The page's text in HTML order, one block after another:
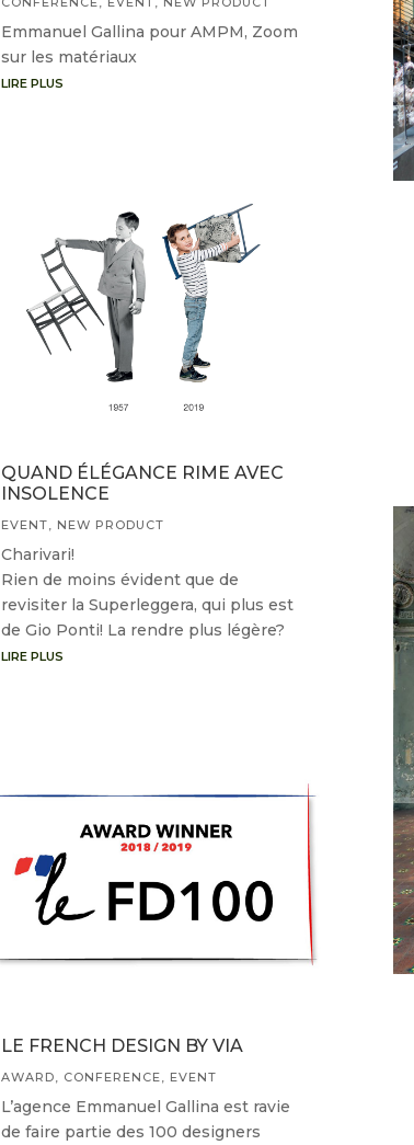
Emmanuel Gallina pour AMPM, Zoom
sur les matériaux
LIRE PLUS
QUAND ÉLÉGANCE RIME AVEC
INSOLENCE
EVENT, NEW PRODUCT
Charivari!
Rien de moins évident que de
revisiter la Superleggera, qui plus est
de Gio Ponti! La rendre plus légère?
LIRE PLUS
LE FRENCH DESIGN BY VIA
AWARD CONFERENCE EVENT
L’agence Emmanuel Gallina est ravie
de faire partie des 100 designers